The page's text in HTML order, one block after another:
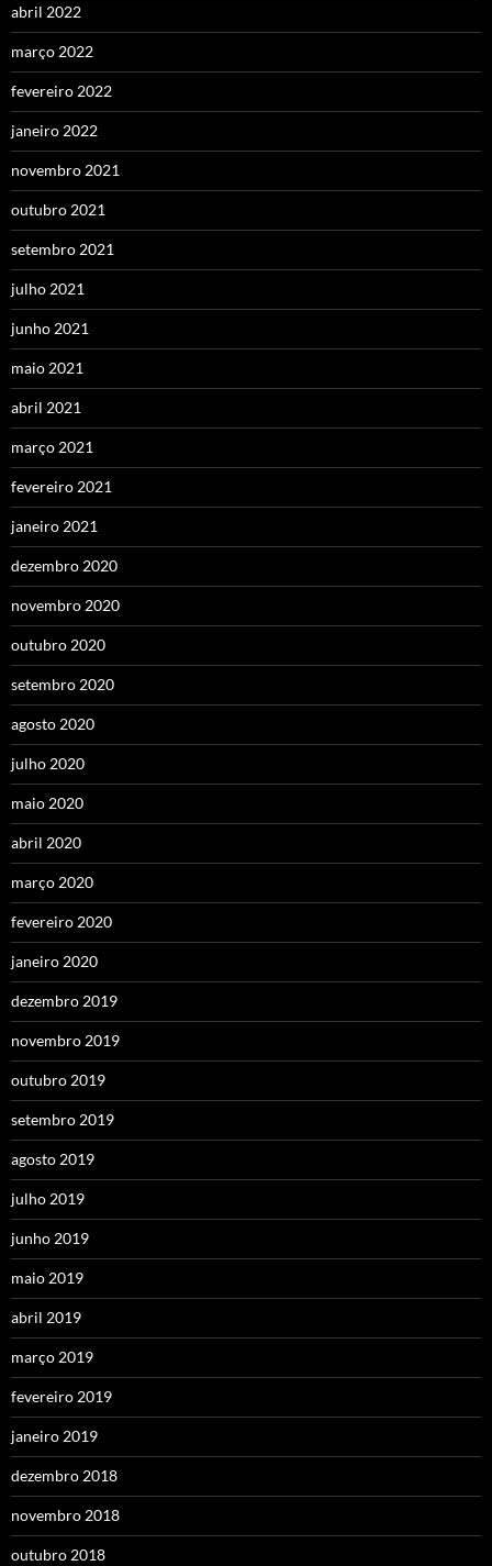
abril 2022
março 2022
fevereiro 2022
janeiro 2022
novembro 2021
outubro 2021
setembro 2021
julho 2021
junho 2021
maio 2021
abril 2021
março 2021
fevereiro 2021
janeiro 2021
dezembro 2020
novembro 2020
outubro 2020
setembro 2020
agosto 2020
julho 2020
maio 2020
abril 2020
março 2020
fevereiro 2020
janeiro 2020
dezembro 2019
novembro 2019
outubro 2019
setembro 2019
agosto 2019
julho 2019
junho 2019
maio 2019
abril 2019
março 2019
fevereiro 2019
janeiro 2019
dezembro 2018
novembro 2018
outubro 2018